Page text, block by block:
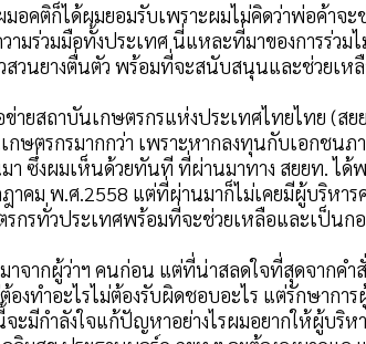
อคติก็ได้ผมยอมรับเพราะผมไม่คิดว่าพ่อค้าจะ
มร่วมมือทั้งประเทศ นี่แหละที่มาของการร่วม
วนยางตื่นตัว พร้อมที่จะสนับสนุนและช่วยเห
ยสถาบันเกษตรกรแห่งประเทศไทยไทย (สย
กษตรกรมากกว่า เพราะหากลงทุนกับเอกชน
ซึ่งผมเห็นด้วยทันที ที่ผ่านมาทาง สยยท. ได้พ
าคม พ.ศ.2558 แต่ที่ผ่านมาก็ไม่เคยมีผู้บริหา
กรทั่วประเทศพร้อมที่จะช่วยเหลือและเป็นก
จากผู้ว่าฯ คนก่อน แต่ที่น่าสลดใจที่สุดจากคำ
งทำอะไรไม่ต้องรับผิดชอบอะไร แต่รักษาการ
มีกำลังใจแก้ปัญหาอย่างไรผมอยากให้ผู้บริห